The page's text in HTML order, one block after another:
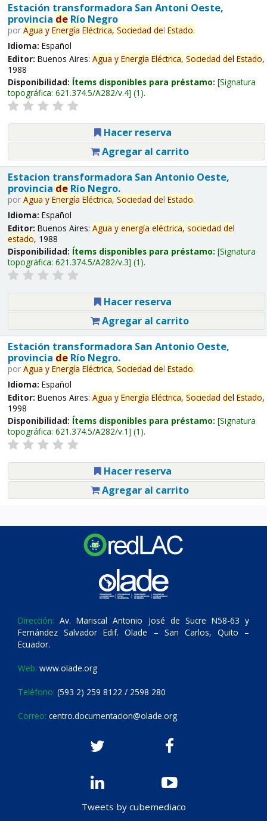
Estación transformadora San Antoni Oeste,
provincia deRío Negro
por Agua y Energía Eléctrica, Sociedad del Estado.
Idioma: Español
Editor: Buenos Aires: Agua y Energía Eléctrica, Sociedad del Estado,
1988
Disponibilidad: Ítems disponibles para préstamo: Signatura
topográfica: 621.374.5/A282/v.4 (1).
Hacer reserva
Agregar al carrito
Estacion transformadora San Antonio Oeste,
provincia deRío Negro.
por Agua y Energía Eléctrica, Sociedad del Estado.
Idioma: Español
Editor: Buenos Aires: Agua y energía eléctrica, sociedad del
estado, 1988
Disponibilidad: Ítems disponibles para préstamo: Signatura
topográfica: 621.374.5/A282/v.3 (1).
Hacer reserva
Agregar al carrito
Estación transformadora San Antonio Oeste,
provincia deRío Negro.
por Agua y Energía Eléctrica, Sociedad del Estado.
Idioma: Español
Editor: Buenos Aires: Agua y Energía Eléctrica, Sociedad del Estado,
1998
Disponibilidad: Ítems disponibles para préstamo: Signatura
topográfica: 621.374.5/A282/v.1 (1).
Hacer reserva
Agregar al carrito
Dirección: Av. Mariscal Antonio José de Sucre N58-63 y
Fernández Salvador Edif. Olade – San Carlos, Quito –
Ecuador.
Web: www.olade.org
Teléfono: (593 2) 259 8122 / 2598 280
Correo: centro.documentacion@olade.org
Tweets by cubemediaco